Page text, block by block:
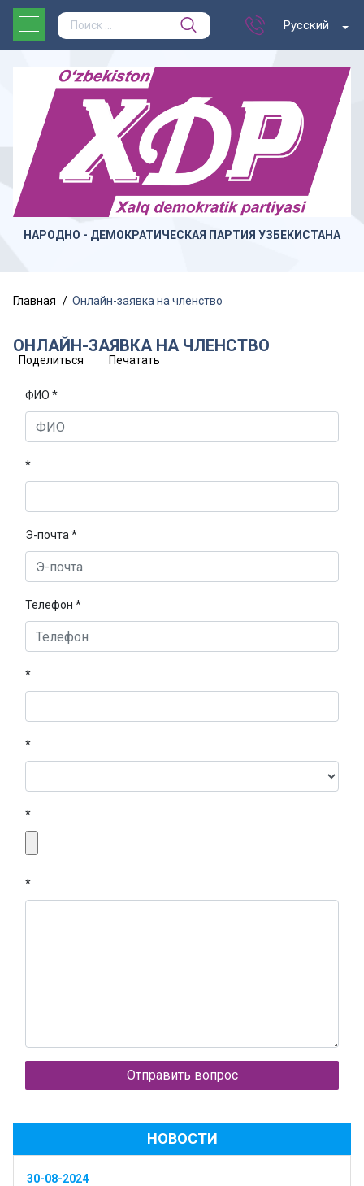
Русский
НАРОДНО - ДЕМОКРАТИЧЕСКАЯ ПАРТИЯ УЗБЕКИСТАНА
Главная Онлайн-заявка на членство
ОНЛАЙН-ЗАЯВКА НА ЧЛЕНСТВО
Поделиться Печатать
ФИО *
*
Э-почта *
Телефон *
*
*
*
*
НОВОСТИ
30-08-2024